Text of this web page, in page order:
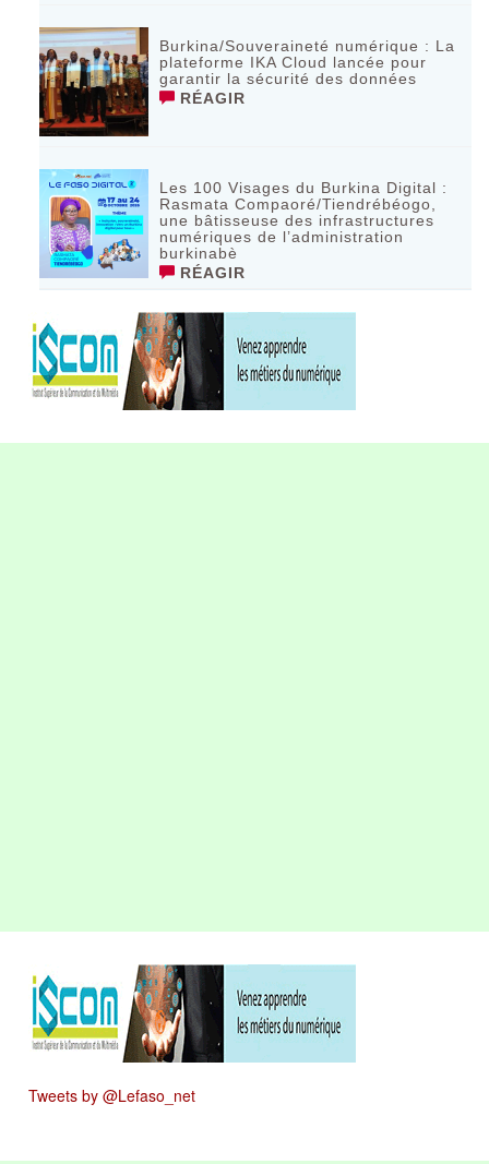
Burkina/Souveraineté numérique : La
plateforme IKA Cloud lancée pour
garantir la sécurité des données
RÉAGIR
Les 100 Visages du Burkina Digital :
Rasmata Compaoré/Tiendrébéogo,
une bâtisseuse des infrastructures
numériques de l’administration
burkinabè
RÉAGIR
Tweets by @Lefaso_net